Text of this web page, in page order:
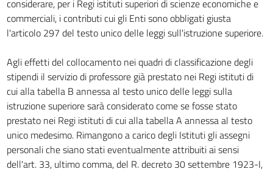
considerare, per i Regi istituti superiori di scienze economiche e
commerciali, i contributi cui gli Enti sono obbligati giusta
l'articolo 297 del testo unico delle leggi sull'istruzione superiore.
Agli effetti del collocamento nei quadri di classificazione degli
stipendi il servizio di professore già prestato nei Regi istituti di
cui alla tabella B annessa al testo unico delle leggi sulla
istruzione superiore sarà considerato come se fosse stato
prestato nei Regi istituti di cui alla tabella A annessa al testo
unico medesimo. Rimangono a carico degli Istituti gli assegni
personali che siano stati eventualmente attribuiti ai sensi
dell'art. 33, ultimo comma, del R. decreto 30 settembre 1923-I,